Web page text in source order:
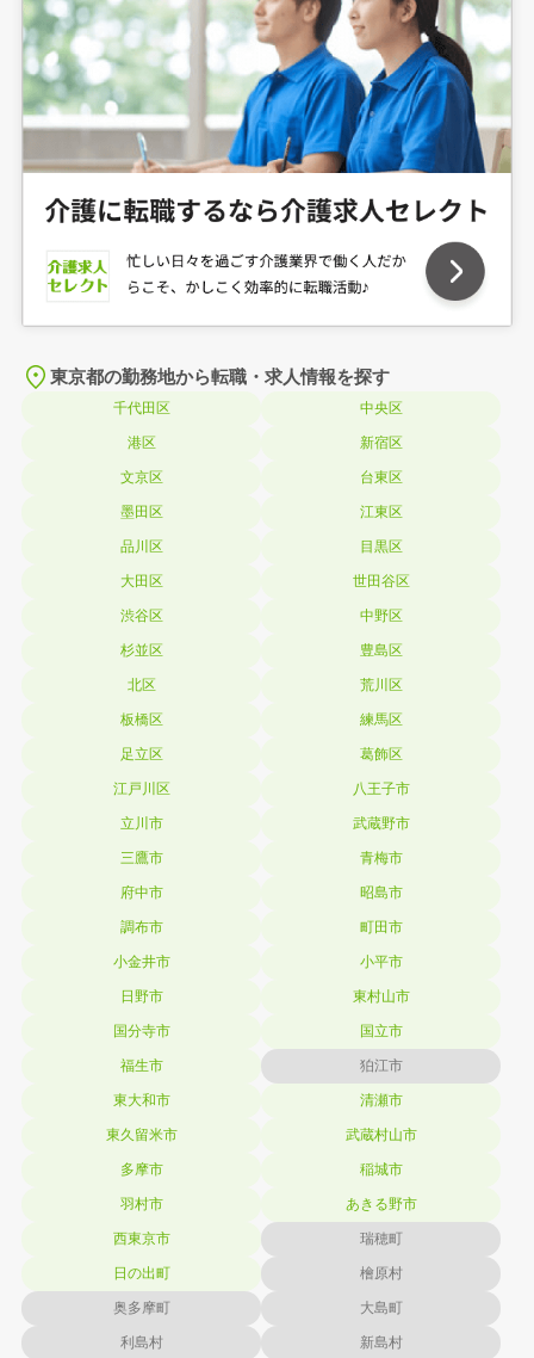
東京都の勤務地から転職・求人情報を探す
千代田区 中央区
港区 新宿区
文京区 台東区
墨田区 江東区
品川区 目黒区
大田区 世田谷区
渋谷区 中野区
杉並区 豊島区
北区 荒川区
板橋区 練馬区
足立区 葛飾区
江戸川区 八王子市
立川市 武蔵野市
三鷹市 青梅市
府中市 昭島市
調布市 町田市
小金井市 小平市
日野市 東村山市
国分寺市 国立市
福生市 狛江市
東大和市 清瀬市
東久留米市 武蔵村山市
多摩市 稲城市
羽村市 あきる野市
西東京市 瑞穂町
日の出町 檜原村
奥多摩町 大島町
利島村 新島村